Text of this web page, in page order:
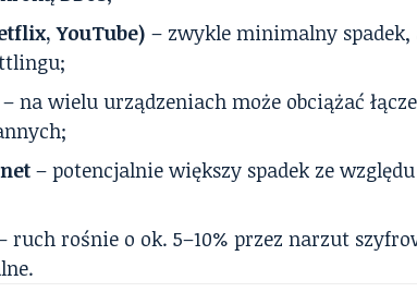
YouTube) – zwykle minimalny
– na wielu urządzeniach może obciążać
– potencjalnie większy spadek ze względu
ruch rośnie o ok. 5–10% przez narzut